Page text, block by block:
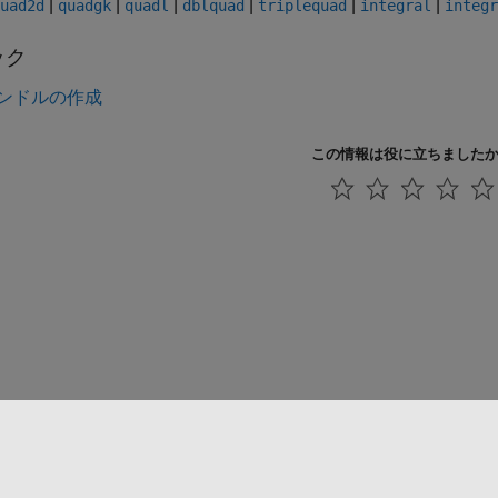
quadgk quadl dblquad triplequad integral
ク
ドルの作成
この情報は役に立ちました